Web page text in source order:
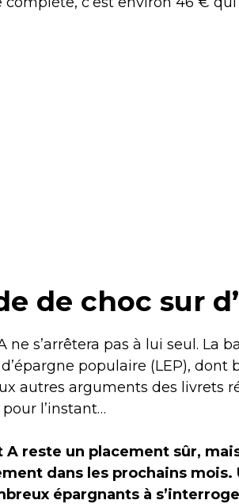
de choc sur
ne s’arrêtera pas à lui seul. La
populaire (LEP), dont
autres arguments des livrets
l’instant…
reste un placement sûr,
dans les prochains
épargnants à